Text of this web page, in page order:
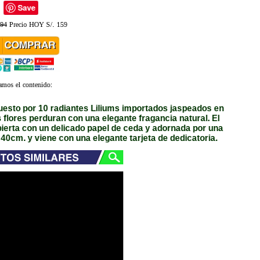
Save
Precio HOY S/. 159
el contenido:
por 10 radiantes Liliums importados jaspeados en
perduran con una elegante fragancia natural. El
con un delicado papel de ceda y adornada por una
y viene con una elegante tarjeta de dedicatoria.